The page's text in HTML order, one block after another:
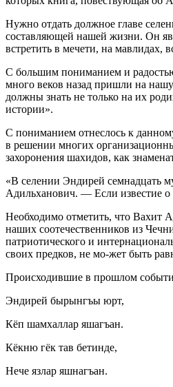
Нужно отдать должное главе
составляющей нашей жизни. Он
встретить в мечети, на мавлидах,
С большим пониманием и
много веков назад пришли на
должны знать не только на их
истории».
С пониманием отнеслось к
в решении многих
захоронения шахидов, как
«В селении Эндирей семнадцать
Адильханович. — Если известие о
Необходимо отметить, что Вахит
наших соотечественников из
патриотического и
своих предков, не мо-жет быть
Происходившие в прошлом
Эндирей бырынгъы юрт,
Кёп шамхаллар яшагъан.
Кёкню гёк тав бетинде,
Нече язлар яшнагъан.